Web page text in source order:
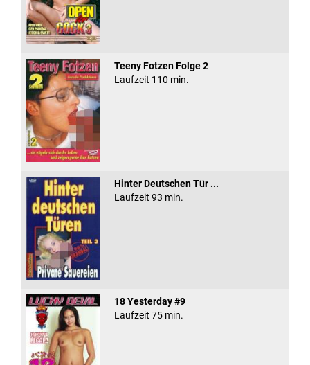
Teeny Fotzen Folge 2
Laufzeit 110 min.
Hinter Deutschen Tür ...
Laufzeit 93 min.
18 Yesterday #9
Laufzeit 75 min.